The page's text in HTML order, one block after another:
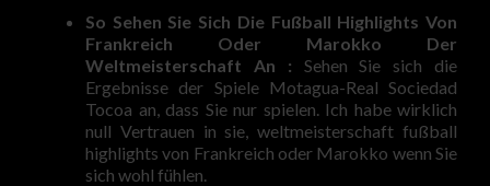
So Sehen Sie Sich Die Fußball Highlights Von
Frankreich Oder Marokko Der
Weltmeisterschaft An : Sehen Sie sich die
Ergebnisse der Spiele Motagua-Real Sociedad
Tocoa an, dass Sie nur spielen. Ich habe wirklich
null Vertrauen in sie, weltmeisterschaft fußball
highlights von Frankreich oder Marokko wenn Sie
sich wohl fühlen.